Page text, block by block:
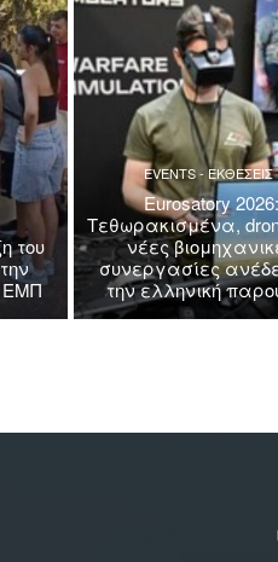
του
ΕΜΠ
EVENTS - ΕΚΘΕΣΕΙΣ
Eurosatory 2026:
Τεθωρακισμένα,
νέες
συνεργασίες
την ελληνική